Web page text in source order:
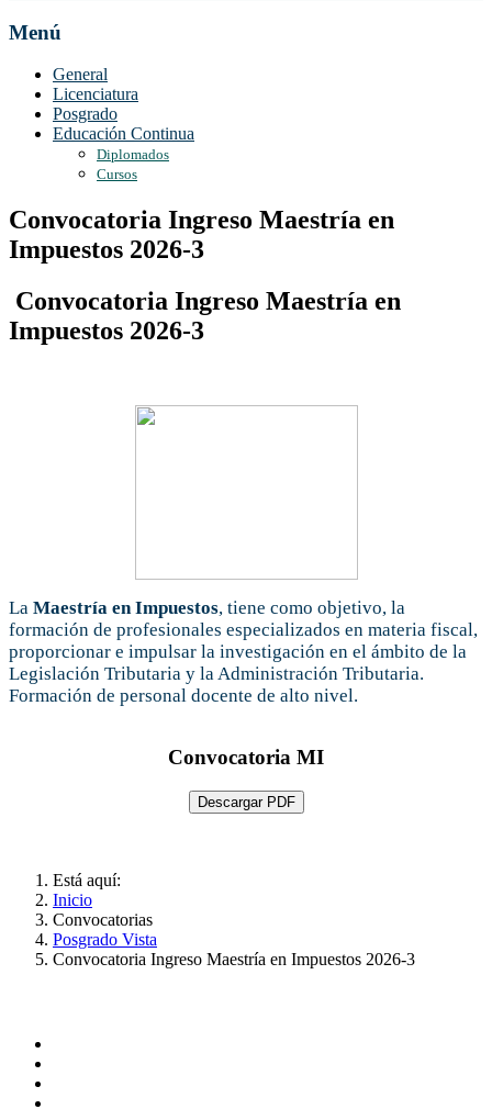
Menú
General
Licenciatura
Posgrado
Educación Continua
Diplomados
Cursos
Convocatoria Ingreso Maestría en
Impuestos 2026-3
Convocatoria Ingreso Maestría en
Impuestos 2026-3
La Maestría en Impuestos, tiene como objetivo, la
formación de profesionales especializados en materia fiscal,
proporcionar e impulsar la investigación en el ámbito de la
Legislación Tributaria y la Administración Tributaria.
Formación de personal docente de alto nivel.
Convocatoria MI
Descargar PDF
Está aquí:
Inicio
Convocatorias
Posgrado Vista
Convocatoria Ingreso Maestría en Impuestos 2026-3